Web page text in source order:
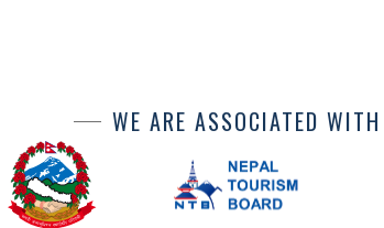
WE ARE ASSOCIATED WITH